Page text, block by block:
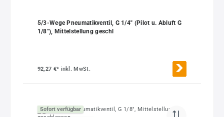
5/3-Wege Pneumatikventil, G 1/4" (Pilot u. Abluft G
1/8"), Mittelstellung geschl
92,27 €* inkl. MwSt.
Sofort verfügbar